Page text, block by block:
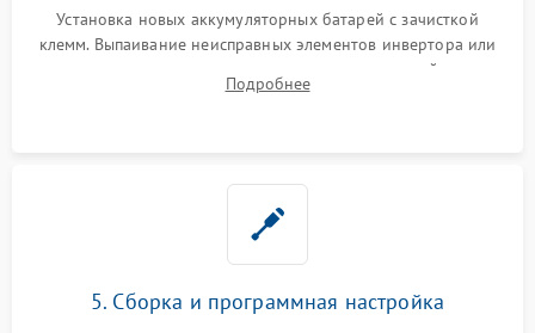
Установка новых аккумуляторных батарей с зачисткой
клемм. Выпаивание неисправных элементов инвертора или
цепи зарядки и монтаж новых радиодеталей.
Восстановление поврежденных токоведущих дорожек и
Подробнее
5. Сборка и программная настройка